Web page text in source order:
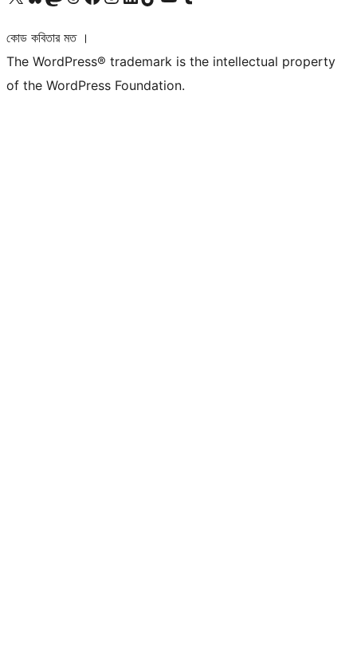
কোড কবিতার মত ।
The WordPress® trademark is the intellectual property
of the WordPress Foundation.